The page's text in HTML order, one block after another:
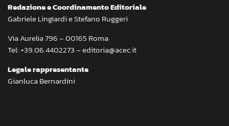
Redazione e Coordinamento Editoriale
Gabriele Lingiardi e Stefano Ruggeri
Via Aurelia 796 – 00165 Roma
Tel: +39.06.4402273 – editoria@acec.it
Legale rappresentante
Gianluca Bernardini